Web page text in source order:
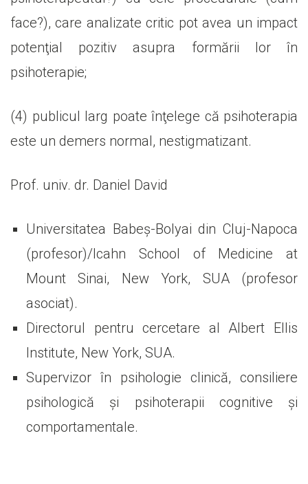
face?), care analizate critic pot avea un impact
potenţial pozitiv asupra formării lor în
psihoterapie;
(4) publicul larg poate înţelege că psihoterapia
este un demers normal, nestigmatizant.
Prof. univ. dr. Daniel David
Universitatea Babeş-Bolyai din Cluj-Napoca
(profesor)/Icahn School of Medicine at
Mount Sinai, New York, SUA (profesor
asociat).
Directorul pentru cercetare al Albert Ellis
Institute, New York, SUA.
Supervizor în psihologie clinică, consiliere
psihologică şi psihoterapii cognitive şi
comportamentale.